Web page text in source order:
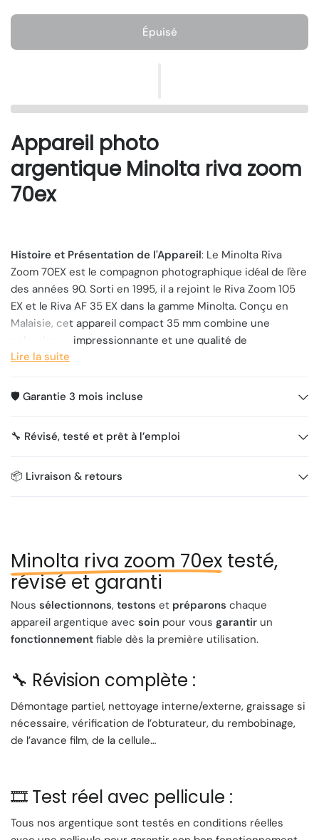
Épuisé
Appareil photo
argentique Minolta riva zoom
70ex
Histoire et Présentation de l'Appareil: Le Minolta Riva
Zoom 70EX est le compagnon photographique idéal de l'ère
des années 90. Sorti en 1995, il a rejoint le Riva Zoom 105
EX et le Riva AF 35 EX dans la gamme Minolta. Conçu en
Malaisie, cet appareil compact 35 mm combine une
polyvalence impressionnante et une qualité de
construction exceptionnelle.
qualité, le Riva Zoom 70EX vous offre un large éventail de
point automatique pour une utilisation intuitive, et vous
sur un bouton. Un curseur sur la face avant vous permet
de basculer en mode macro, réduisant la distance
🔍 Zoom Polyvalent : Le zoom 35-70 mm à quatre
lentilles offre des résultats exceptionnels, quel que soit
votre sujet.
🌼 Macro et Paysage Automatiques : Le Riva Zoom 70EX
gère automatiquement les réglages pour les prises de
vue en gros plan ou en paysage, assurant des photos
💡 Modes d'Éclairage : Le flash intégré offre une gamme
de modes, y compris forcé, débrayé, nuit, automatique
et réduction des yeux rouges, pour s'adapter à toutes
les conditions d'éclairage.
🎥 Film 135 DX : Ce modèle accepte les films 135 DX en
🚀 Fonctionnalités Pratiques : Le Riva Zoom 70EX est
équipé d'un moteur pour l'entraînement du film et
l'armement automatique, ainsi que d'un retardateur, d'un
Lire la suite
🛡️ Garantie 3 mois incluse
🔧 Révisé, testé et prêt à l’emploi
📦 Livraison & retours
Minolta riva zoom 70ex testé,
révisé et garanti
Noussélectionnons,testons et préparons chaque
appareil argentique avecsoin pour vousgarantir un
fonctionnement fiable dès la première utilisation.
🔧 Révision complète :
Démontage partiel, nettoyage interne/externe, graissage si
nécessaire, vérification de l’obturateur, du rembobinage,
de l’avance film, de la cellule…
🎞️ Test réel avec pellicule :
Tous nos argentique sont testés en conditions réelles